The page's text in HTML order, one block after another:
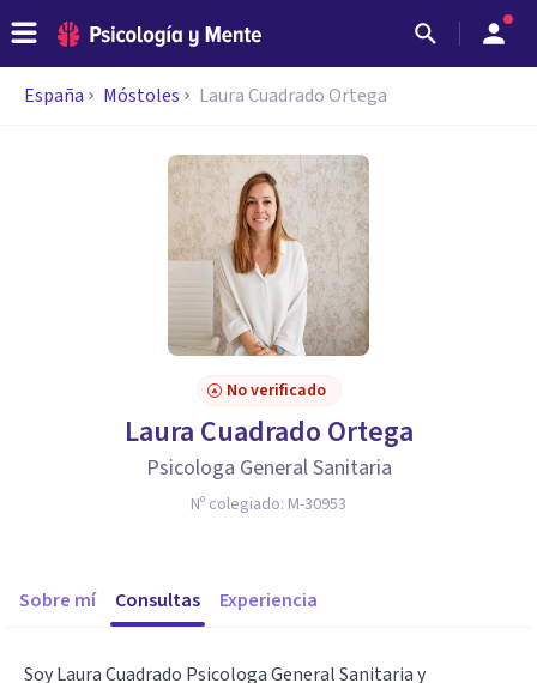
España Móstoles Laura Cuadrado Ortega
No verificado
Laura Cuadrado Ortega
Psicologa General Sanitaria
Nº colegiado: M-30953
Sobre mí Consultas Experiencia
Soy Laura Cuadrado Psicologa General Sanitaria y